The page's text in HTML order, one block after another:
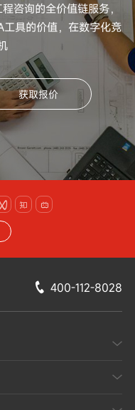
咨询的全价值链服务，
具的价值，在数字化竞
获取报价
 
 400-112-8028

